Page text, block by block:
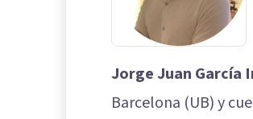
Jorge Juan García
Barcelona (UB) y